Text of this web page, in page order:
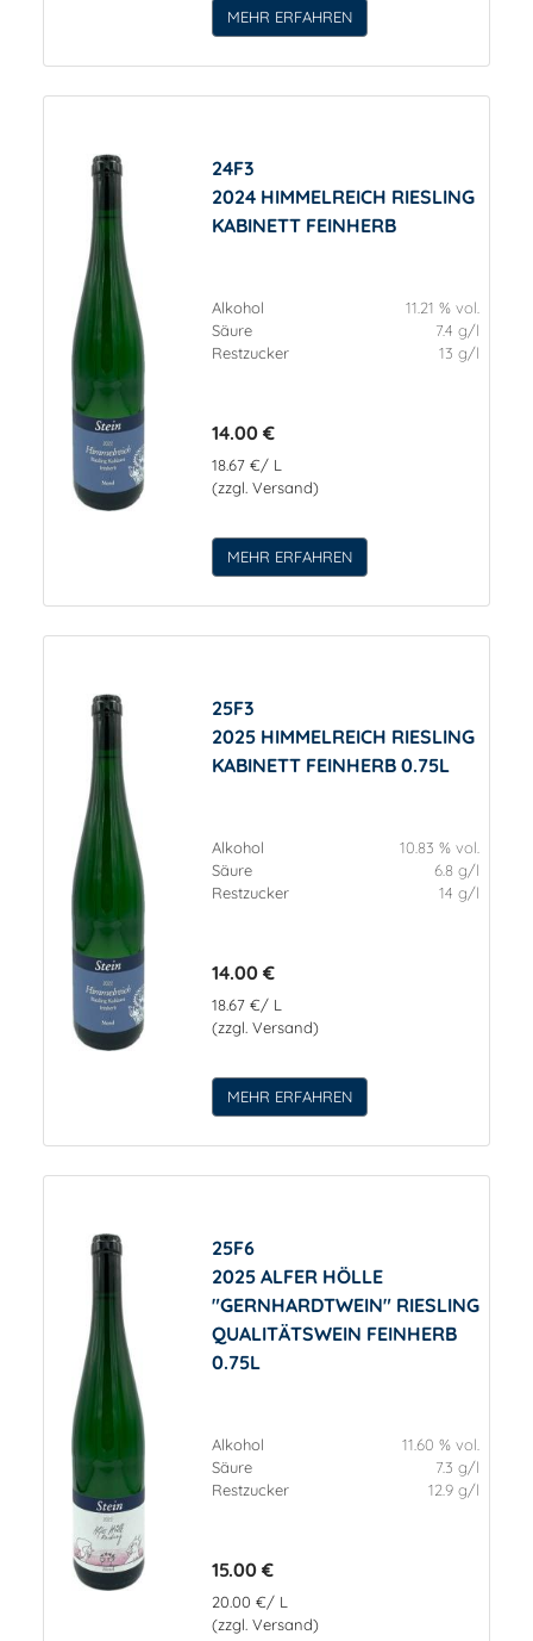
MEHR ERFAHREN
24F3
2024 HIMMELREICH RIESLING
KABINETT FEINHERB
Alkohol
11.21 % vol.
Säure
7.4 g/l
Restzucker
13 g/l
14.00 €
18.67 €/ L
(zzgl. Versand)
MEHR ERFAHREN
25F3
2025 HIMMELREICH RIESLING
KABINETT FEINHERB 0.75L
Alkohol
10.83 % vol.
Säure
6.8 g/l
Restzucker
14 g/l
14.00 €
18.67 €/ L
(zzgl. Versand)
MEHR ERFAHREN
25F6
2025 ALFER HÖLLE
"GERNHARDTWEIN" RIESLING
QUALITÄTSWEIN FEINHERB
0.75L
Alkohol
11.60 % vol.
Säure
7.3 g/l
Restzucker
12.9 g/l
15.00 €
20.00 €/ L
(zzgl. Versand)